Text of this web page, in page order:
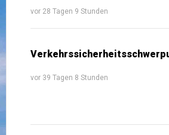
vor 28 Tagen 9 Stunden
vor 39 Tagen 8 Stunden